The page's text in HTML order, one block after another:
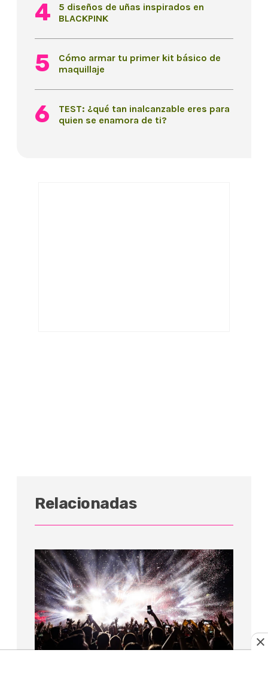
5 diseños de uñas inspirados en
BLACKPINK
Cómo armar tu primer kit básico de
maquillaje
TEST: ¿qué tan inalcanzable eres para
quien se enamora de ti?
Relacionadas